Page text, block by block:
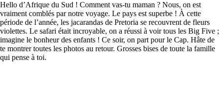
Hello d’Afrique du Sud ! Comment vas-tu maman ? Nous, on est
vraiment comblés par notre voyage. Le pays est superbe ! À cette
période de l’année, les jacarandas de Pretoria se recouvrent de fleurs
violettes. Le safari était incroyable, on a réussi à voir tous les Big Five ;
imagine le bonheur des enfants ! Ce soir, on part pour le Cap. Hâte de
te montrer toutes les photos au retour. Grosses bises de toute la famille
qui pense à toi.